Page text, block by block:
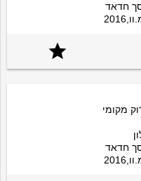
חדאד

מקומי
חדאד